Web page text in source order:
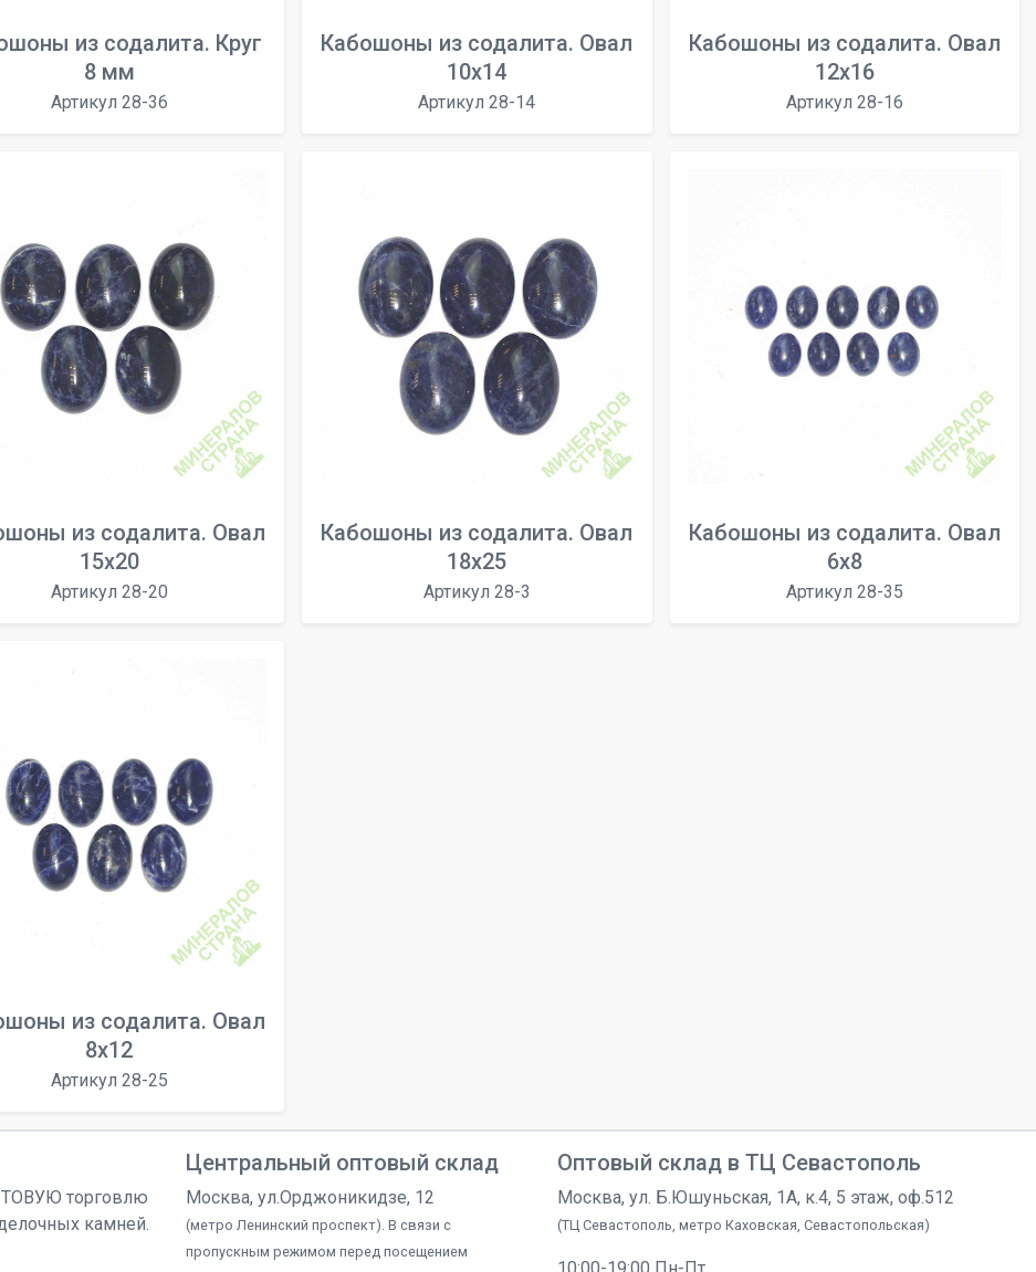
из содалита. Круг
8 мм
Артикул 28-36
Кабошоны из содалита. Овал
10х14
Артикул 28-14
Кабошоны из содалита. Овал
12х16
Артикул 28-16
из содалита. Овал
15х20
Артикул 28-20
Кабошоны из содалита. Овал
18х25
Артикул 28-3
Кабошоны из содалита. Овал
6х8
Артикул 28-35
из содалита. Овал
8х12
Артикул 28-25
торговлю
камней.
Центральный оптовый склад
Москва, ул.Орджоникидзе, 12
(метро Ленинский проспект). В связи с
пропускным режимом перед посещением
Оптовый склад в ТЦ Севастополь
Москва, ул. Б.Юшуньская, 1А, к.4, 5 этаж, оф.512
(ТЦ Севастополь, метро Каховская, Севастопольская)